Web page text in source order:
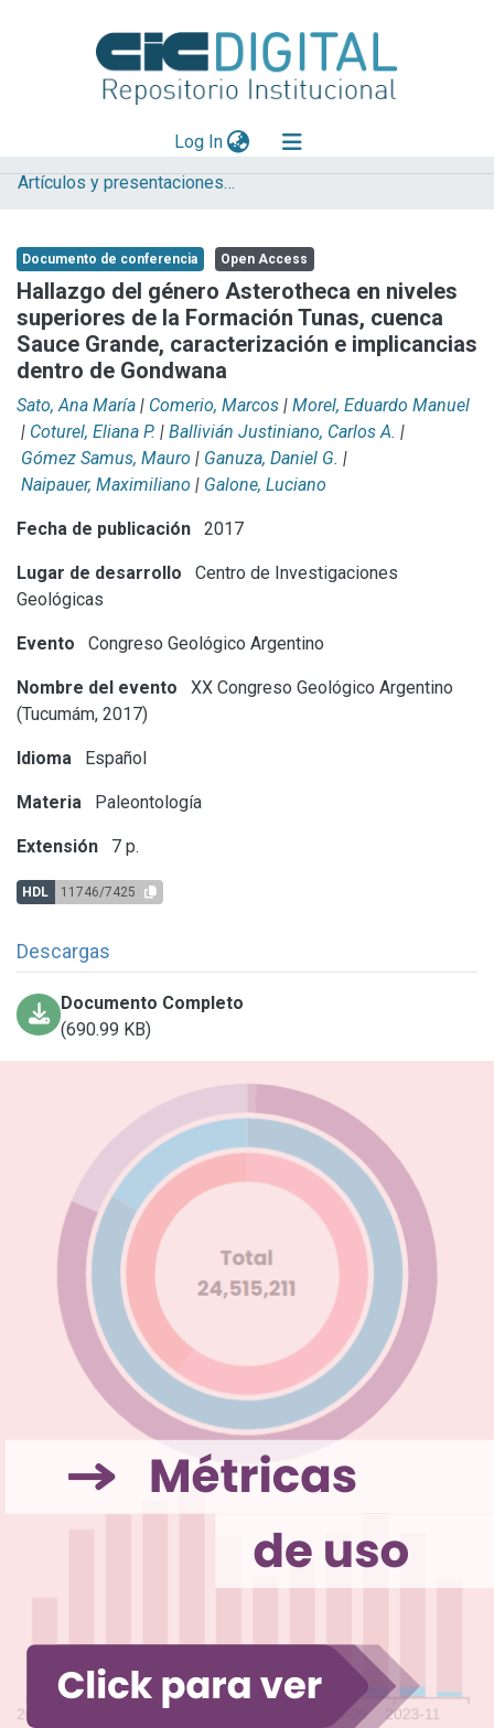
Log In(current)
Explorar
Aportar material
Statistics
Artículos y presentaciones en Congresos
Documento de conferencia Open Access
Hallazgo del género Asterotheca en niveles
superiores de la Formación Tunas, cuenca
Sauce Grande, caracterización e implicancias
dentro de Gondwana
Sato, Ana María | Comerio, Marcos | Morel, Eduardo Manuel
| Coturel, Eliana P. | Ballivián Justiniano, Carlos A. |
Gómez Samus, Mauro | Ganuza, Daniel G. |
Naipauer, Maximiliano | Galone, Luciano
Fecha de publicación 2017
Lugar de desarrollo
Centro de Investigaciones
Geológicas
Evento Congreso Geológico Argentino
Nombre del evento
XX Congreso Geológico Argentino
(Tucumám, 2017)
Idioma Español
Materia Paleontología
Extensión 7 p.
HDL 11746/7425
Descargas
Documento Completo
(690.99 KB)